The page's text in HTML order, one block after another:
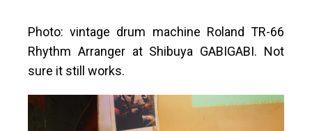
Photo: vintage drum machine Roland TR-66
Rhythm Arranger at Shibuya GABIGABI. Not
sure it still works.